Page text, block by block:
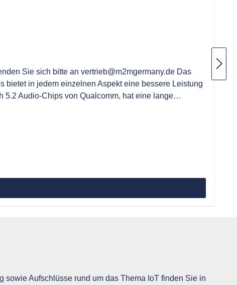
Sie sich bitte an vertrieb@m2mgermany.de Das
bietet in jedem einzelnen Aspekt eine bessere Leistung
5.2 Audio-Chips von Qualcomm, hat eine lange
Aufschlüsse rund um das Thema IoT finden Sie in